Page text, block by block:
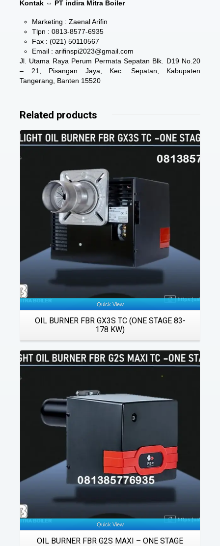
Kontak ⇔ PT indira Mitra Boiler
Marketing : Zaenal Arifin
Tlpn : 0813-8577-6935
Fax : (021) 50110567
Email : arifinspi2023@gmail.com
Jl. Utama Raya Perum Permata Sepatan Blk. D19 No.20
– 21, Pisangan Jaya, Kec. Sepatan, Kabupaten
Tangerang, Banten 15520
Related products
Details
Quick View
OIL BURNER FBR GX3S TC (ONE STAGE 83-
178 KW)
Details
Quick View
OIL BURNER FBR G2S MAXI – ONE STAGE